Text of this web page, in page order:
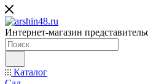
Интернет-магазин
Каталог